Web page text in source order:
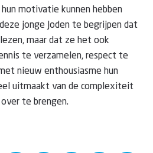
motivatie kunnen hebben
jonge Joden te begrijpen dat
maar dat ze het ook
te verzamelen, respect te
nieuw enthousiasme hun
uitmaakt van de complexiteit
te brengen.